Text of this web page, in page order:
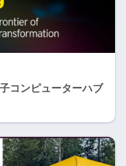
コンピューターハブ